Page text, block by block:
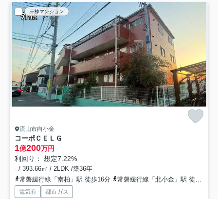
一棟マンション
流山市向小金
コーポＣＥＬＧ
1億200万円
利回り： 想定7.22%
- / 393.66㎡ / 2LDK /築36年
常磐緩行線「南柏」駅 徒歩16分
常磐緩行線「北小金」駅 徒歩22分
電気有 都市ガス